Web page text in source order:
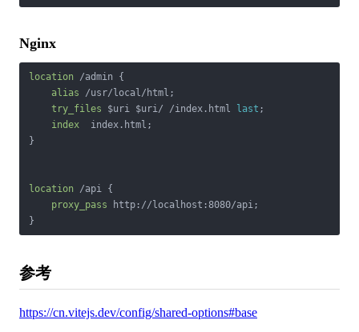
Nginx
location /admin {
alias /usr/local/html;
try_files $uri $uri/ /index.html last ;
index
  index.html;
}
location /api {
proxy_pass http://localhost:8080/api;
}
参考
https://cn.vitejs.dev/config/shared-options#base